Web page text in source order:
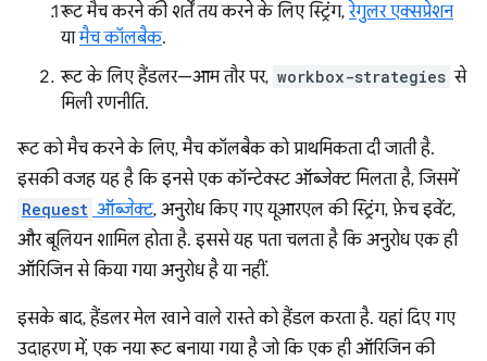
रूट मैच करने की शर्तें तय करने के लिए स्ट्रिंग,रेगुलर एक्सप्रेशन
यामैच कॉलबैक.
रूट के लिए हैंडलर—आम तौर पर, workbox-strategies से
मिली रणनीति.
रूट को मैच करने के लिए, मैच कॉलबैक को प्राथमिकता दी जाती है.
इसकी वजह यह है कि इनसे एक कॉन्टेक्स्ट ऑब्जेक्ट मिलता है, जिसमें
Request ऑब्जेक्ट, अनुरोध किए गए यूआरएल की स्ट्रिंग, फ़ेच इवेंट,
और बूलियन शामिल होता है. इससे यह पता चलता है कि अनुरोध एक ही
ऑरिजिन से किया गया अनुरोध है या नहीं.
इसके बाद, हैंडलर मेल खाने वाले रास्ते को हैंडल करता है. यहां दिए गए
उदाहरण में, एक नया रूट बनाया गया है जो कि एक ही ऑरिजिन की